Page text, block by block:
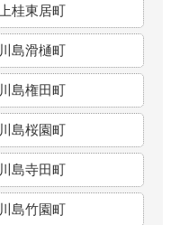
上桂東居町
川島滑樋町
川島権田町
川島桜園町
川島寺田町
川島竹園町